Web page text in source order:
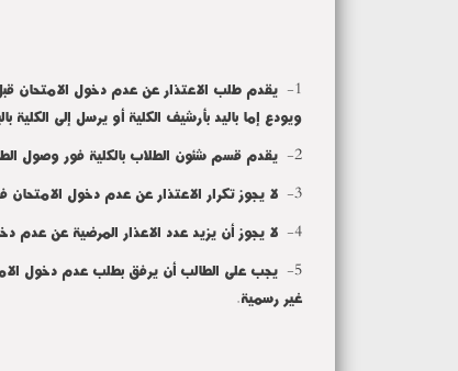
1- يقدم طلب الاعتذار عن عدم دخول الامتحان
ويودع إما باليد بأرشيف الكلية أو يرسل إلى الكلية
2- يقدم قسم شئون الطلاب بالكلية فور وصول الطالب بإخطار الطالب بالتقدم للإدارة الطبية ، كما تخطر في اليوم ذاته الإدارة الطبية بذلك
3- لا يجوز تكرار الاعتذار عن عدم دخول الامتحان في الدور الواحد
4- لا يجوز أن يزيد عدد الاعذار المرضية عن عدم دخول الامتحان عن مرتين خلال سنوات الدراسة تضاف إليها مرة ثالثة بقرار من مجلس شئون التعليم والطلاب بالتفويض من مجلس الجامعة
5- يجب على الطالب أن يرفق بطلب عدم دخول
غير رسمية.